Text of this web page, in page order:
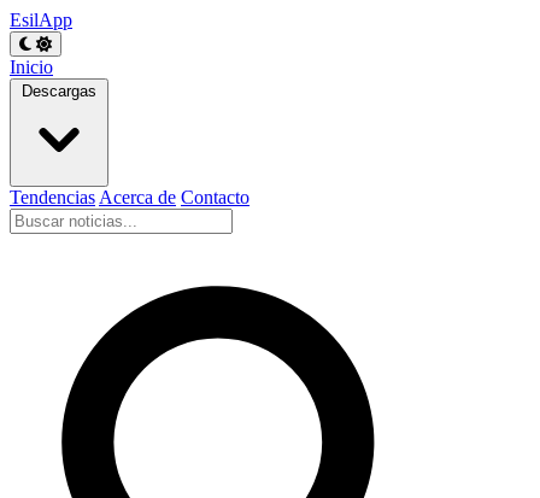
EsilApp
Inicio
Descargas
Tendencias Acerca de Contacto